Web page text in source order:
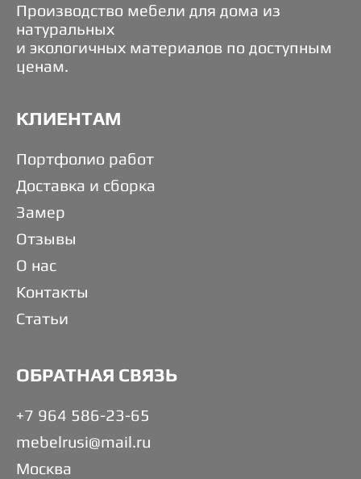
Производство мебели для дома из
натуральных
и экологичных материалов по доступным
ценам.
КЛИЕНТАМ
Портфолио работ
Доставка и сборка
Замер
Отзывы
О нас
Контакты
Статьи
ОБРАТНАЯ СВЯЗЬ
+7 964 586-23-65
mebelrusi@mail.ru
Москва